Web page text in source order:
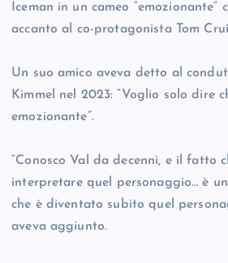
Iceman in un cameo “emozionante”
accanto al co-protagonista Tom
Un suo amico aveva detto al
Kimmel nel 2023: “Voglio solo dire
emozionante”.
“Conosco Val da decenni, e il fatto
interpretare quel personaggio… è
che è diventato subito quel
aveva aggiunto.